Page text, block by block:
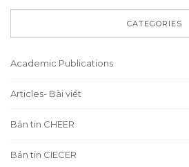
CATEGORIES
Academic Publications
Articles- Bài viết
Bản tin CHEER
Bản tin CIECER